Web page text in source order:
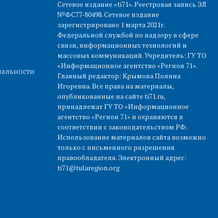
Сетевое издание «ti71». Реестровая запись ЭЛ
№ФС77-80498. Сетевое издание
зарегистрировано 1 марта 2021г.
Федеральной службой по надзору в сфере
связи, информационных технологий и
массовых коммуникаций. Учредитель: ГУ ТО
«Информационное агентство «Регион 71».
Главный редактор: Крымова Полина
Игоревна. Все права на материалы,
опубликованные на сайте ti71.ru,
принадлежат ГУ ТО «Информационное
агентство «Регион 71» и охраняются в
соответствии с законодательством РФ.
Использование материалов сайта возможно
только с письменного разрешения
правообладателя. Электронный адрес:
ti71@tularegion.org